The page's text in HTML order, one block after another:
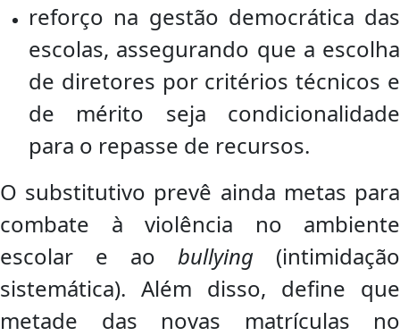
reforço na gestão democrática das
escolas, assegurando que a escolha
de diretores por critérios técnicos e
de mérito seja condicionalidade
para o repasse de recursos.
O substitutivo prevê ainda metas para
combate à violência no ambiente
escolar e ao bullying (intimidação
sistemática). Além disso, define que
metade das novas matrículas no